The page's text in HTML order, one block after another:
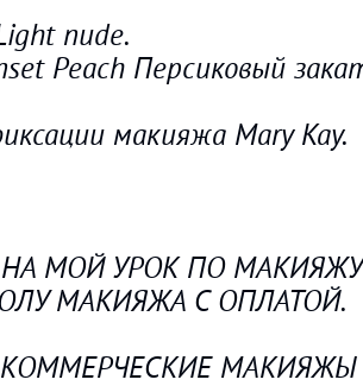
nude.
Peach Персиковый
макияжа Mary Kay.
МОЙ УРОК ПО
МАКИЯЖА С ОПЛАТОЙ.
МАКИЯЖЫ